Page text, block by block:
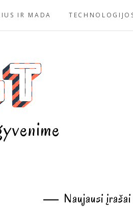
IR MADA
Naujausi įrašai